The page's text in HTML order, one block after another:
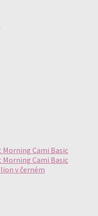
Cami Basic
Cami Basic
v černém